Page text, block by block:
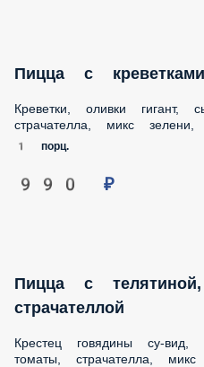
Пицца с креветками
Креветки, оливки гигант,
страчателла, микс зелени,
1 порц.
990 ₽
Пицца с телятиной,
страчателлой
Крестец говядины су-вид,
томаты, страчателла, микс